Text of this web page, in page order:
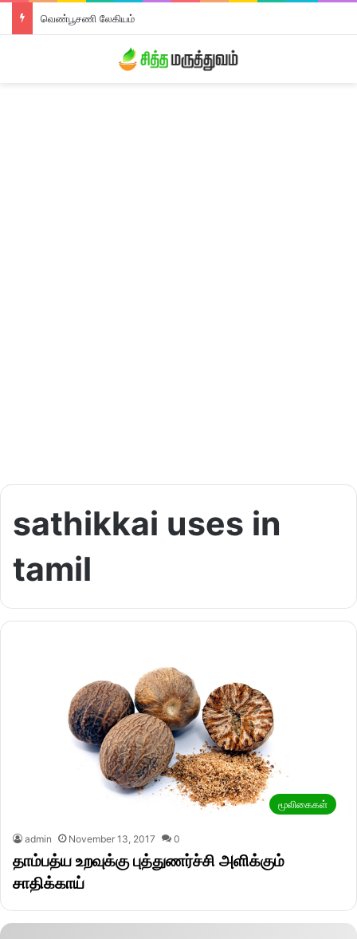
வெண்பூசணி லேகியம்
sathikkai uses in
tamil
மூலிகைகள்
admin November 13, 2017 0
தாம்பத்ய உறவுக்கு புத்துணர்ச்சி அளிக்கும்
சாதிக்காய்